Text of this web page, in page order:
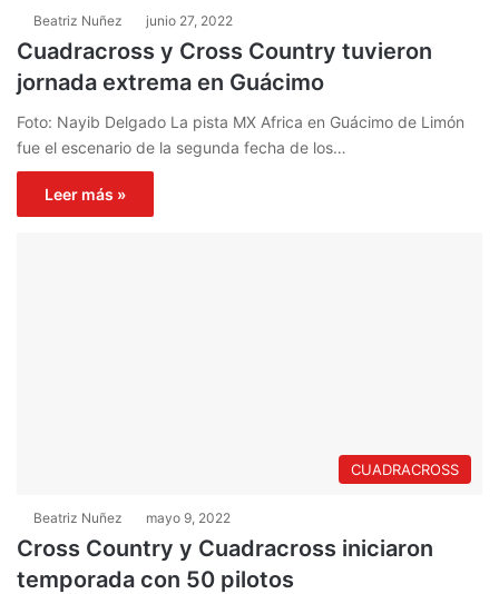
Beatriz Nuñez junio 27, 2022
Cuadracross y Cross Country tuvieron
jornada extrema en Guácimo
Foto: Nayib Delgado La pista MX Africa en Guácimo de Limón
fue el escenario de la segunda fecha de los…
Leer más »
CUADRACROSS
Beatriz Nuñez mayo 9, 2022
Cross Country y Cuadracross iniciaron
temporada con 50 pilotos